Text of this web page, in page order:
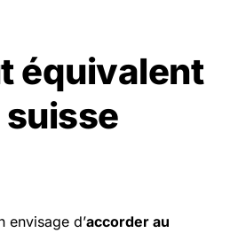
équivalent
envisage d’accorder au